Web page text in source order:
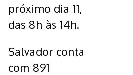
próximo dia 11,
das 8h às 14h.
Salvador conta
com 891